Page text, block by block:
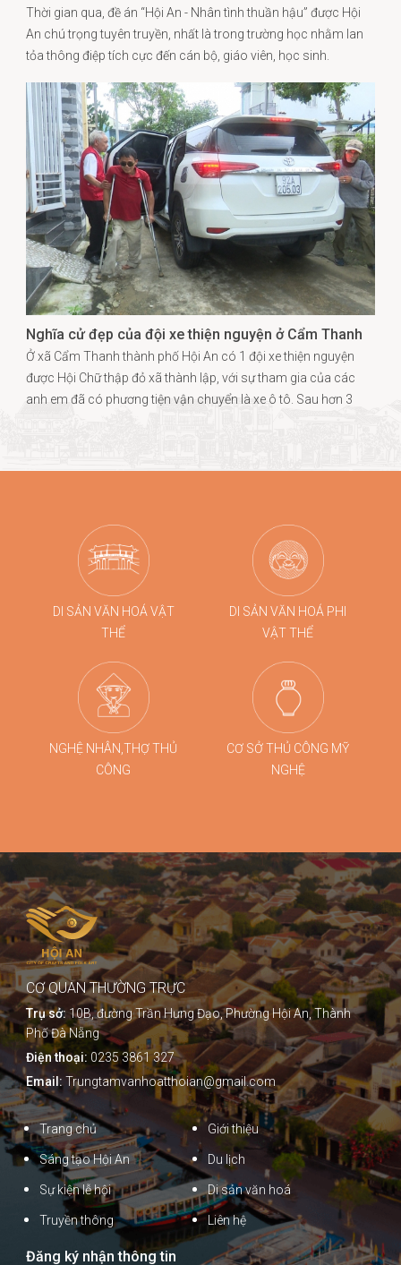
Thời gian qua, đề án “Hội An - Nhân tình thuần hậu” được Hội
An chú trọng tuyên truyền, nhất là trong trường học nhằm lan
tỏa thông điệp tích cực đến cán bộ, giáo viên, học sinh.
Nghĩa cử đẹp của đội xe thiện nguyện ở Cẩm Thanh
Ở xã Cẩm Thanh thành phố Hội An có 1 đội xe thiện nguyện
được Hội Chữ thập đỏ xã thành lập, với sự tham gia của các
anh em đã có phương tiện vận chuyển là xe ô tô. Sau hơn 3
DI SẢN VĂN HOÁ VẬT
THỂ
DI SẢN VĂN HOÁ PHI
VẬT THỂ
NGHỆ NHÂN,THỢ THỦ
CÔNG
CƠ SỞ THỦ CÔNG MỸ
NGHỆ
CƠ QUAN THƯỜNG TRỰC
Trụ sở: 10B, đường Trần Hưng Đạo, Phường Hội An, Thành
Phố Đà Nẵng
Điện thoại: 0235 3861 327
Email: Trungtamvanhoatthoian@gmail.com
Trang chủ Giới thiệu
Sáng tạo Hội An Du lịch
Sự kiện lễ hội Di sản văn hoá
Truyền thông Liên hệ
Đăng ký nhận thông tin